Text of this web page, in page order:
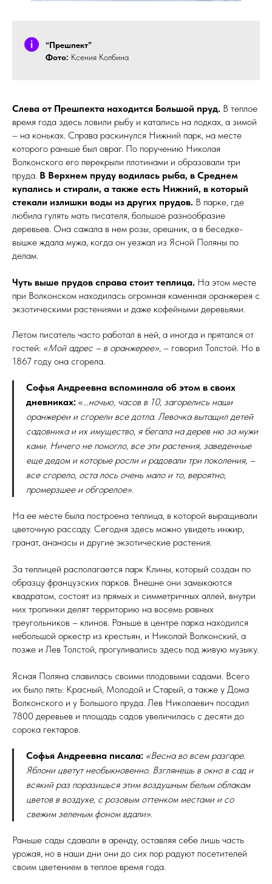
“Прешпект”
Фото: Ксения Колбина
Слева от Прешпекта находится Большой пруд. В теплое
время года здесь ловили рыбу и катались на лодках, а зимой
– на коньках. Справа раскинулся Нижний парк, на месте
которого раньше был овраг. По поручению Николая
Волконского его перекрыли плотинами и образовали три
пруда. В Верхнем пруду водилась рыба, в Среднем
купались и стирали, а также есть Нижний, в который
стекали излишки воды из других прудов. В парке, где
любила гулять мать писателя, большое разнообразие
деревьев. Она сажала в нем розы, орешник, а в беседке-
вышке ждала мужа, когда он уезжал из Ясной Поляны по
делам.
Чуть выше прудов справа стоит теплица. На этом месте
при Волконском находилась огромная каменная оранжерея с
экзотическими растениями и даже кофейными деревьями.
Летом писатель часто работал в ней, а иногда и прятался от
гостей: «Мой адрес – в оранжерее», – говорил Толстой. Но в
1867 году она сгорела.
Софья Андреевна вспоминала об этом в своих
дневниках: «…ночью, часов в 10, загорелись наши
оранжереи и сгорели все дотла. Левочка вытащил детей
садовника и их имущество, я бегала на дерев ню за мужи
ками. Ничего не помогло, все эти растения, заведенные
еще дедом и которые росли и радовали три поколения, –
все сгорело, оста лось очень мало и то, вероятно,
промерзшее и обгорелое».
На ее месте была построена теплица, в которой выращивали
цветочную рассаду. Сегодня здесь можно увидеть инжир,
гранат, ананасы и другие экзотические растения.
За теплицей располагается парк Клины, который создан по
образцу французских парков. Внешне они замыкаются
квадратом, состоят из прямых и симметричных аллей, внутри
них тропинки делят территорию на восемь равных
треугольников – клинов. Раньше в центре парка находился
небольшой оркестр из крестьян, и Николай Волконский, а
позже и Лев Толстой, прогуливались здесь под живую музыку.
Ясная Поляна славилась своими плодовыми садами. Всего
их было пять: Красный, Молодой и Старый, а также у Дома
Волконского и у Большого пруда. Лев Николаевич посадил
7800 деревьев и площадь садов увеличилась с десяти до
сорока гектаров.
Софья Андреевна писала: «Весна во всем разгаре.
Яблони цветут необыкновенно. Взглянешь в окно в сад и
всякий раз поразишься этим воздушным белым облакам
цветов в воздухе, с розовым оттенком местами и со
свежим зеленым фоном вдали».
Раньше сады сдавали в аренду, оставляя себе лишь часть
урожая, но в наши дни они до сих пор радуют посетителей
своим цветением в теплое время года.